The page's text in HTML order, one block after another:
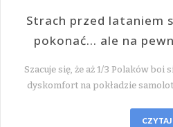
Strach przed lataniem
pokonać… ale na
Szacuje się, że aż 1/3 Polaków boi
dyskomfort na pokładzie
CZYTAJ